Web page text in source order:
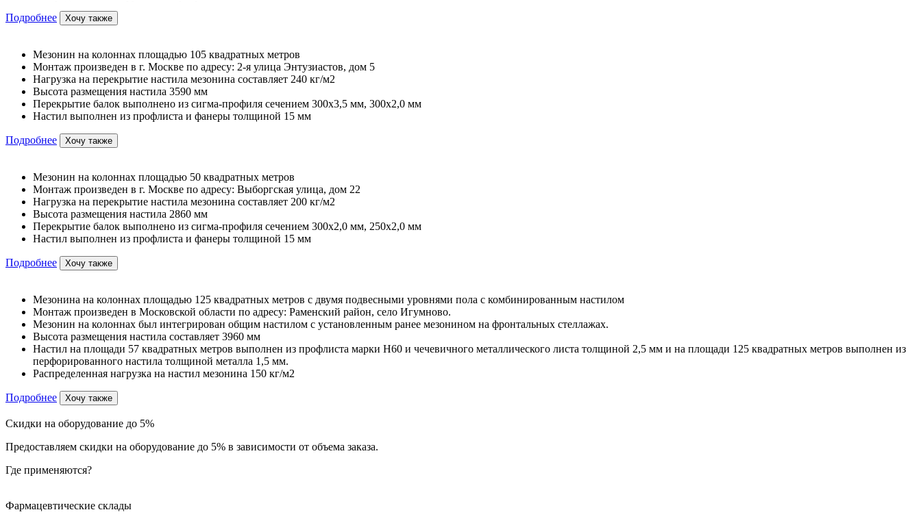
Подробнее Хочу также
Мезонин на колоннах площадью 105 квадратных метров
Монтаж произведен в г. Москве по адресу: 2-я улица Энтузиастов, дом 5
Нагрузка на перекрытие настила мезонина составляет 240 кг/м2
Высота размещения настила 3590 мм
Перекрытие балок выполнено из сигма-профиля сечением 300х3,5 мм, 300х2,0 мм
Настил выполнен из профлиста и фанеры толщиной 15 мм
Подробнее Хочу также
Мезонин на колоннах площадью 50 квадратных метров
Монтаж произведен в г. Москве по адресу: Выборгская улица, дом 22
Нагрузка на перекрытие настила мезонина составляет 200 кг/м2
Высота размещения настила 2860 мм
Перекрытие балок выполнено из сигма-профиля сечением 300х2,0 мм, 250х2,0 мм
Настил выполнен из профлиста и фанеры толщиной 15 мм
Подробнее Хочу также
Мезонина на колоннах площадью 125 квадратных метров с двумя подвесными уровнями пола с комбинированным настилом
Монтаж произведен в Московской области по адресу: Раменский район, село Игумново.
Мезонин на колоннах был интегрирован общим настилом с установленным ранее мезонином на фронтальных стеллажах.
Высота размещения настила составляет 3960 мм
Настил на площади 57 квадратных метров выполнен из профлиста марки Н60 и чечевичного металлического листа толщиной 2,5 мм и на площади 125 квадратных метров выполнен из
перфорированного настила толщиной металла 1,5 мм.
Распределенная нагрузка на настил мезонина 150 кг/м2
Подробнее Хочу также
Скидки на оборудование до 5%
Предоставляем скидки на оборудование до 5% в зависимости от объема заказа.
Где применяются?
Фармацевтические склады